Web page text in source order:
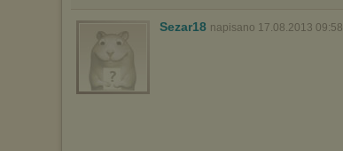
Sezar18 napisano 17.08.2013 09:58